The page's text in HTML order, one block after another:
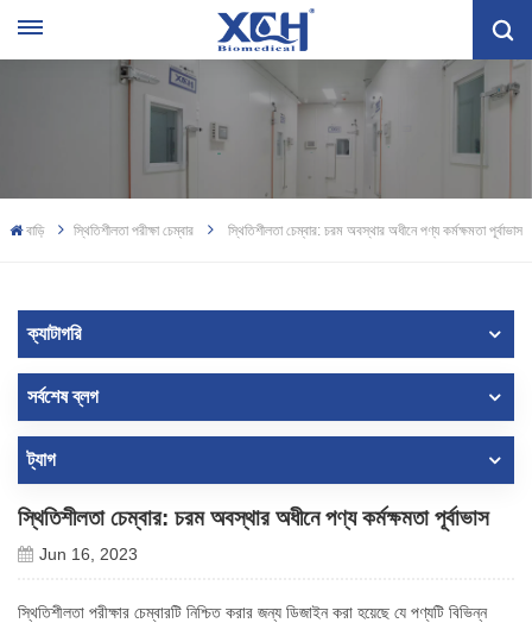
বাড়ি স্থিতিশীলতা পরীক্ষা চেম্বার স্থিতিশীলতা চেম্বার: চরম অবস্থার অধীনে পণ্য কর্মক্ষমতা পূর্বাভাস
ক্যাটাগরি
সর্বশেষ ব্লগ
ট্যাগ
স্থিতিশীলতা চেম্বার: চরম অবস্থার অধীনে পণ্য কর্মক্ষমতা পূর্বাভাস
Jun 16, 2023
স্থিতিশীলতা পরীক্ষার চেম্বারটি নিশ্চিত করার জন্য ডিজাইন করা হয়েছে যে পণ্যটি বিভিন্ন